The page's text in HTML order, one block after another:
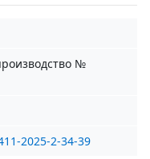
№
2025-2-34-39